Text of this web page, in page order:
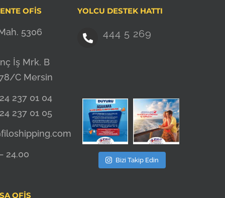
OFIS
5306
İş Mrk. B
C Mersin
237 01 04
237 01 05
24.00
OFIS
YOLCU DESTEK HATTI
444 5 269
Bizi Takip Edin